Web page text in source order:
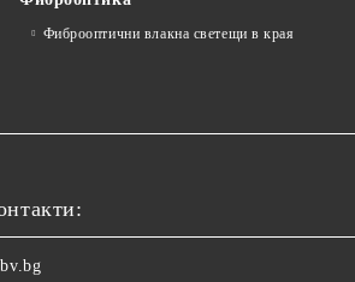
Фиброоптични влакна светещи в края